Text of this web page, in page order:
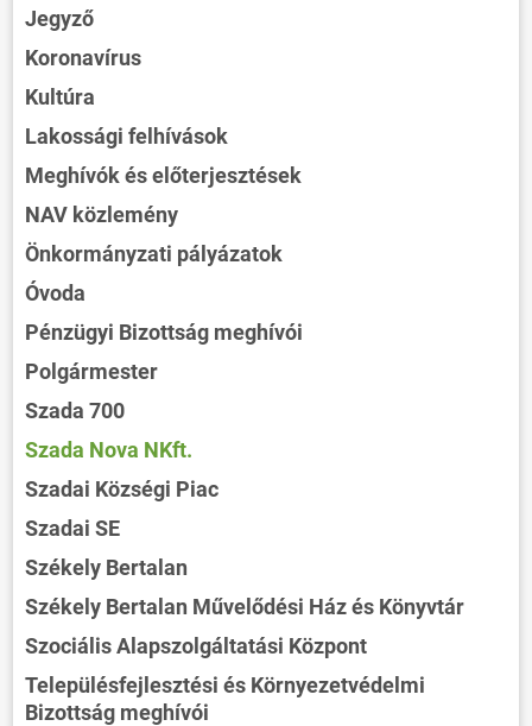
Jegyző
Koronavírus
Kultúra
Lakossági felhívások
Meghívók és előterjesztések
NAV közlemény
Önkormányzati pályázatok
Óvoda
Pénzügyi Bizottság meghívói
Polgármester
Szada 700
Szada Nova NKft.
Szadai Községi Piac
Szadai SE
Székely Bertalan
Székely Bertalan Művelődési Ház és Könyvtár
Szociális Alapszolgáltatási Központ
Településfejlesztési és Környezetvédelmi
Bizottság meghívói